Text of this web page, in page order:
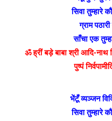
सिवा तुम्हारे
ग्राम
साँचा एक
ॐ ह्रीं बड़े बाबा श्री आदि-नाथ
पुष्पं
भेंटूँ व्यञ्जन
सिवा तुम्हारे